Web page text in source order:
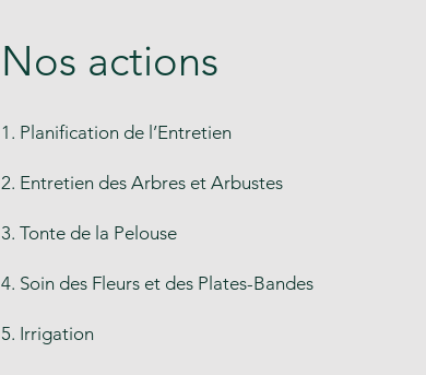
Nos actions
1. Planification de l’Entretien​
2. Entretien des Arbres et Arbustes
3. Tonte de la Pelouse
4. Soin des Fleurs et des Plates-Bandes
5. Irrigation